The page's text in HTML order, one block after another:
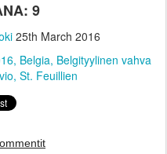
9
25th March 2016
Belgia Belgityylinen vahva
St. Feuillien